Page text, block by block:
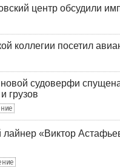
центр обсудили
коллегии посетил
судоверфи
грузов
«Виктор